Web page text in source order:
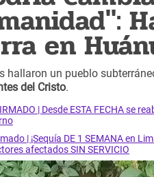
en
hallaron un pueblo
del Cristo.
| Desde ESTA FECHA se
| ¡Sequía DE 1 SEMANA en
afectados SIN SERVICIO